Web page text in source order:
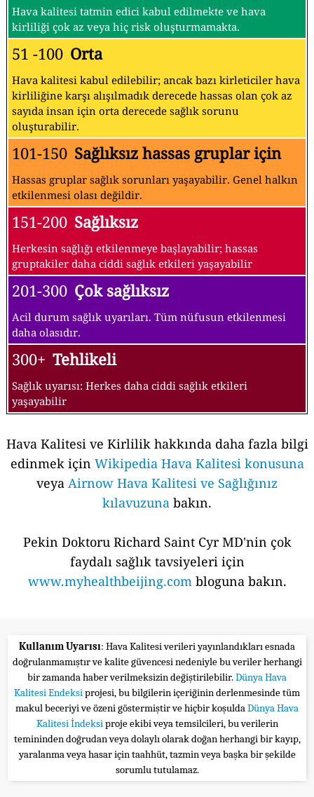
Hava kalitesi tatmin edici kabul edilmekte ve hava
kirliliği çok az veya hiç risk oluşturmamakta.
51 -100 Orta
Hava kalitesi kabul edilebilir; ancak bazı kirleticiler hava
kirliliğine karşı alışılmadık derecede hassas olan çok az
sayıda insan için orta derecede sağlık sorunu
oluşturabilir.
101-150 Sağlıksız hassas gruplar için
Hassas gruplar sağlık sorunları yaşayabilir. Genel halkın
etkilenmesi olası değildir.
151-200 Sağlıksız
Herkesin sağlığı etkilenmeye başlayabilir; hassas
gruptakiler daha ciddi sağlık etkileri yaşayabilir
201-300 Çok sağlıksız
Acil durum sağlık uyarıları. Tüm nüfusun etkilenmesi
daha olasıdır.
300+ Tehlikeli
Sağlık uyarısı: Herkes daha ciddi sağlık etkileri
yaşayabilir
Hava Kalitesi ve Kirlilik hakkında daha fazla bilgi
edinmek için Wikipedia Hava Kalitesi konusuna
veya Airnow Hava Kalitesi ve Sağlığınız
kılavuzuna bakın.
Pekin Doktoru Richard Saint Cyr MD'nin çok
faydalı sağlık tavsiyeleri için
www.myhealthbeijing.combloguna bakın.
Kullanım Uyarısı: Hava Kalitesi verileri yayınlandıkları esnada
doğrulanmamıştır ve kalite güvencesi nedeniyle bu veriler herhangi
bir zamanda haber verilmeksizin değiştirilebilir.Dünya Hava
Kalitesi Endeksiprojesi, bu bilgilerin içeriğinin derlenmesinde tüm
makul beceriyi ve özeni göstermiştir ve hiçbir koşuldaDünya Hava
Kalitesi İndeksiproje ekibi veya temsilcileri, bu verilerin
temininden doğrudan veya dolaylı olarak doğan herhangi bir kayıp,
yaralanma veya hasar için taahhüt, tazmin veya başka bir şekilde
sorumlu tutulamaz.